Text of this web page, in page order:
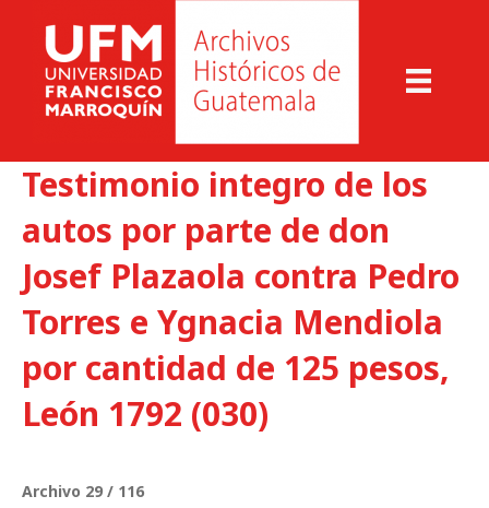
Testimonio integro de los
autos por parte de don
Josef Plazaola contra Pedro
Torres e Ygnacia Mendiola
por cantidad de 125 pesos,
León 1792 (030)
Archivo 29 / 116